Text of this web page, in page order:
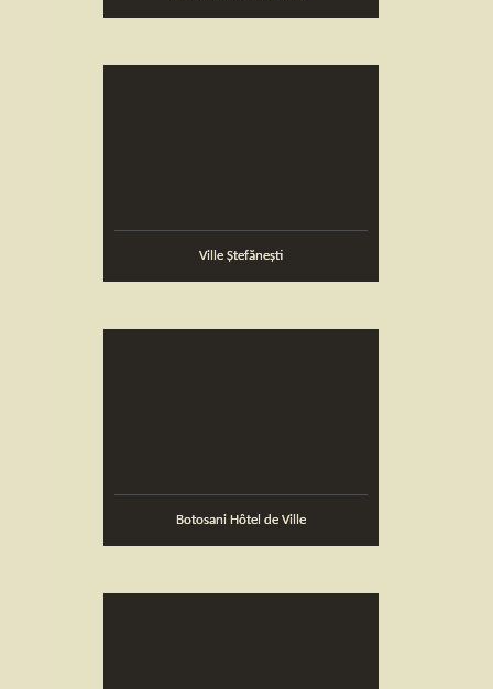
Ville Ştefăneşti
Botosani Hôtel de Ville